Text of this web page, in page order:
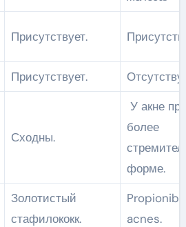
Присутствует.
Присутствует.
Сходны.
У акне
более
форме.
Золотистый
стафилококк.
acnes.